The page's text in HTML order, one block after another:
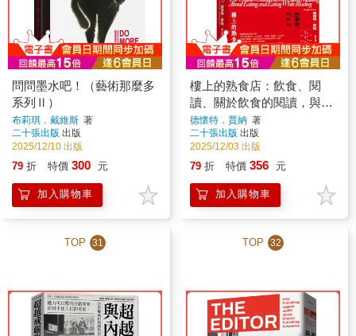
問問墨水吧！（藝術那麼多
系列Ⅱ）
布莉琪．戴維斯 著
二十張出版 出版
2025/12/10 出版
79 折 特價 300 元
加入購物車
樓上的熟食店：飲食、閱
讀、關於飲食的閱讀，與閱
讀時的飲食
德懷特．賈納 著
二十張出版 出版
2025/12/03 出版
79 折 特價 356 元
加入購物車
TOP 31 TOP 32